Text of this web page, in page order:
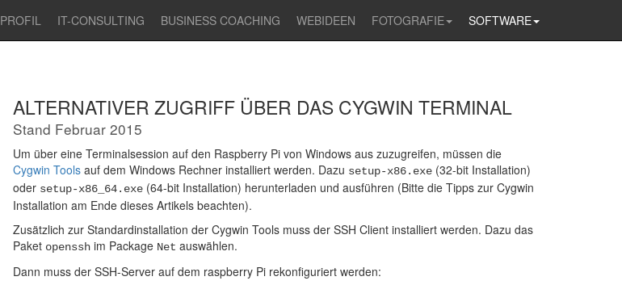
PROFIL IT-CONSULTING BUSINESS COACHING WEBIDEEN FOTOGRAFIE SOFTWARE
ALTERNATIVER ZUGRIFF ÜBER DAS CYGWIN TERMINAL
Stand Februar 2015
Um über eine Terminalsession auf den Raspberry Pi von Windows aus zuzugreifen, müssen die
Cygwin Toolsauf dem Windows Rechner installiert werden. Dazu setup-x86.exe(32-bit Installation)
oder setup-x86_64.exe(64-bit Installation) herunterladen und ausführen (Bitte die Tipps zur Cygwin
Installation am Ende dieses Artikels beachten).
Zusätzlich zur Standardinstallation der Cygwin Tools muss der SSH Client installiert werden. Dazu das
Paket opensshim Package Net auswählen.
Dann muss der SSH-Server auf dem raspberry Pi rekonfiguriert werden: